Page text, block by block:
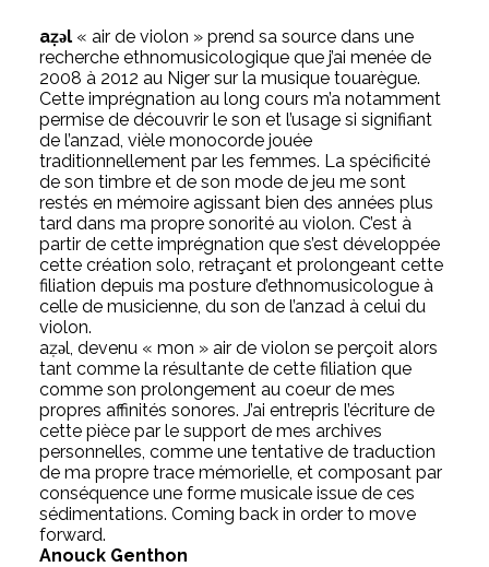
aẓǝl« air de violon » prend sa source dans une
recherche ethnomusicologique que j’ai menée de
2008 à 2012 au Niger sur la musique touarègue.
Cette imprégnation au long cours m’a notamment
permise de découvrir le son et l’usage si signifiant
de l’anzad, vièle monocorde jouée
traditionnellement par les femmes. La spécificité
de son timbre et de son mode de jeu me sont
restés en mémoire agissant bien des années plus
tard dans ma propre sonorité au violon. C’est à
partir de cette imprégnation que s’est développée
cette création solo, retraçant et prolongeant cette
filiation depuis ma posture d’ethnomusicologue à
celle de musicienne, du son de l’anzad à celui du
violon.
aẓǝl, devenu « mon » air de violon se perçoit alors
tant comme la résultante de cette filiation que
comme son prolongement au coeur de mes
propres affinités sonores. J’ai entrepris l’écriture de
cette pièce par le support de mes archives
personnelles, comme une tentative de traduction
de ma propre trace mémorielle, et composant par
conséquence une forme musicale issue de ces
sédimentations. Coming back in order to move
forward.
Anouck Genthon